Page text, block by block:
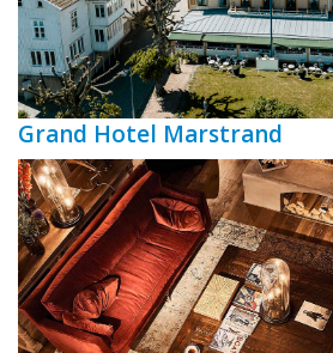
Grand Hotel Marstrand